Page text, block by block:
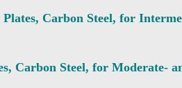
Carbon Steel, for
Carbon Steel, for Moderate-